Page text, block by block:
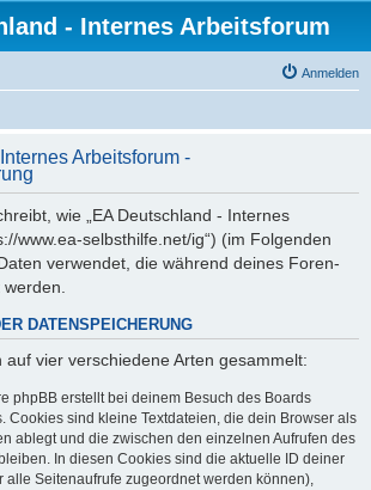
- Internes Arbeitsforum
Anmelden
Arbeitsforum -
wie „EA Deutschland - Internes
www.ea-selbsthilfe.net/ig“) (im Folgenden
verwendet, die während deines Foren-
DATENSPEICHERUNG
auf vier verschiedene Arten gesammelt:
phpBB erstellt bei deinem Besuch des Boards
Cookies sind kleine Textdateien, die dein Browser als
ablegt und die zwischen den einzelnen Aufrufen des
In diesen Cookies sind die aktuelle ID deiner
alle Seitenaufrufe zugeordnet werden können),